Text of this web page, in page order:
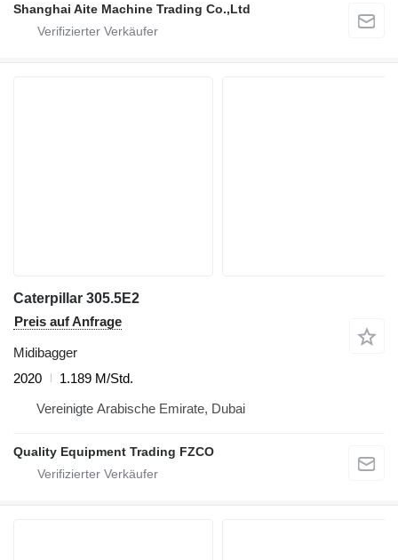
Shanghai Aite Machine Trading Co.,Ltd
Caterpillar 305.5E2
Preis auf Anfrage
Midibagger
2020
1.189 M/Std.
Vereinigte Arabische Emirate, Dubai
Quality Equipment Trading FZCO